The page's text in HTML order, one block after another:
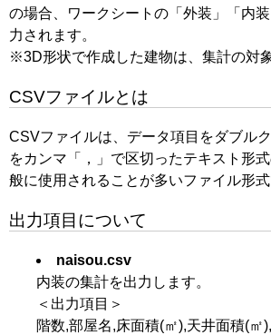
の場合、ワークシートの「外装」「内
力されます。
※3D形状で作成した建物は、集計の対
CSVファイルとは
CSVファイルは、データ項目をダブル
をカンマ「，」で区切ったテキスト形
般に使用されることが多いファイル形式
出力項目について
naisou.csv
内装の集計を出力します。
＜出力項目＞
階数,部屋名,床面積(㎡),天井面積(㎡